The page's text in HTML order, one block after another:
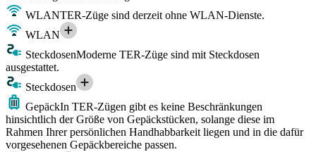
WLANTER-Züge sind derzeit ohne WLAN-Dienste.
WLAN
SteckdosenModerne TER-Züge sind mit Steckdosen
ausgestattet.
Steckdosen
GepäckIn TER-Zügen gibt es keine Beschränkungen
hinsichtlich der Größe von Gepäckstücken, solange diese im
Rahmen Ihrer persönlichen Handhabbarkeit liegen und in die dafür
vorgesehenen Gepäckbereiche passen.